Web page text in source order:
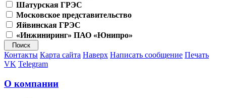
Шатурская ГРЭС
Московское представительство
Яйвинская ГРЭС
«Инжиниринг» ПАО «Юнипро»
Контакты Карта сайта Наверх Написать сообщение Печать
VK Telegram
О компании